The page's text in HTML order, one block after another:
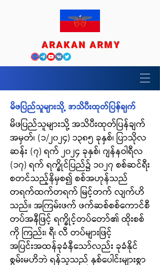
ARAKAN ARMY
မိဖပြည်သူများသို့ အသိပီးထုတ်ပြန်ချက်
မိဖပြည်သူများသို့ အသိပီးထုတ်ပြန်ချက်
အမှတ်၊ (၁/၂၀၂၄) ၁၃၈၅ ခုနှစ်၊ ပြာသိုလ
ဆန်း (၇) ရက် ၂၀၂၄ ခုနှစ်၊ ဂျန်နဝါရီလ
(၁၇) ရက် ရက္ခိုင်ပြည်၌ ၁၀၂၇ စစ်ဆင်ရီး
စတင်သည့်နိမှစ၍ စစ်အဟုန်သည်
တရက်ထက်တရက် မြင့်တက် လျက်ဟိ
သည်။ အကြမ်းဖက် ဖက်ဆစ်စစ်ကောင်စီ
တပ်အနီဖြင့် ရက္ခိုင့်တပ်တော်၏ ထိုးစစ်
ကို ကြည်း၊ ရီ၊ လီ တပ်များဖြင့်
အပြင်းအထန်ခုခံနီသော်လည်း ခုခံနိုင်
စွမ်းမဟိဘဲ ရန်သူသည် နှစ်ပေါင်းများစွာ